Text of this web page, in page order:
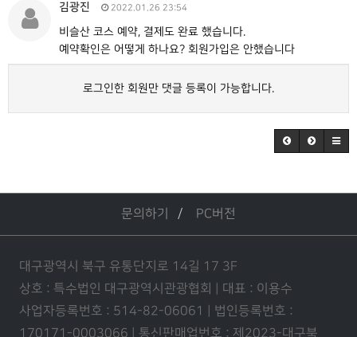
김광진 2022.01.26 23:54
비슬산 코스 예약, 결제도 완료 했습니다.
예약확인은 어떻게 하나요? 회원가입은 안했습니다
로그인한 회원만 댓글 등록이 가능합니다.
문의하기 PC버전
대구광역시 북구 유통단지로 14길 17 3F
상호 : 특수법인 대구광역시관광협회 | 대표 : 이용수
사업자등록번호 : 514-82-06061 | 법인등록번호 :
170171-0003066 | 통신판매업번호 : 제2023-대구북